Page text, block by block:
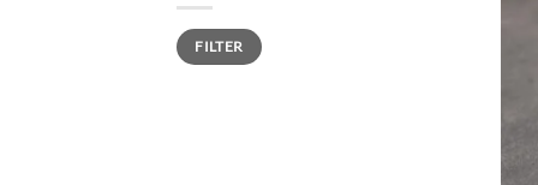
Min.
Preis
Max.
PreisFILTER